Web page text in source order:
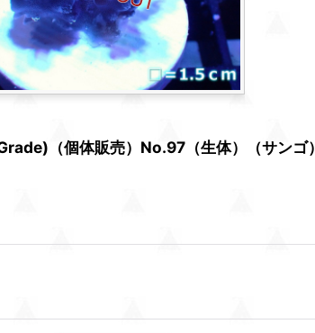
（個体販売）No.97（生体）（サンゴ）